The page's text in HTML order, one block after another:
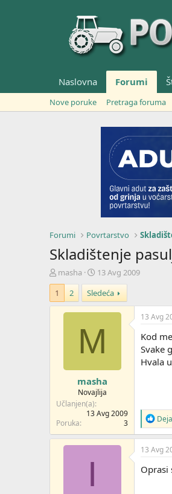
Naslovna Forumi
Nove poruke Pretraga foruma
Forumi Povrtarstvo
Skladištenje
Z
a
č
e
masha
D
a
t
u
m
o
k
e
t
a
j
13 Avg 2009
1
2 Sledeća
M
masha
Novajlija
Učlanjen(a)
13 Avg 2009
Poruka
3
13 Avg
Kod
Svake
Hvala
R
e
a
g
o
v
a
Deja
I
13 Avg
Oprasi